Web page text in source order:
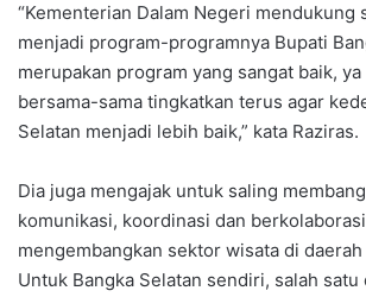
“Kementerian Dalam Negeri mendukung
menjadi program-programnya Bupati
merupakan program yang sangat baik,
bersama-sama tingkatkan terus agar
Selatan menjadi lebih baik,” kata Raziras.
Dia juga mengajak untuk saling
komunikasi, koordinasi dan
mengembangkan sektor wisata di
Untuk Bangka Selatan sendiri, salah